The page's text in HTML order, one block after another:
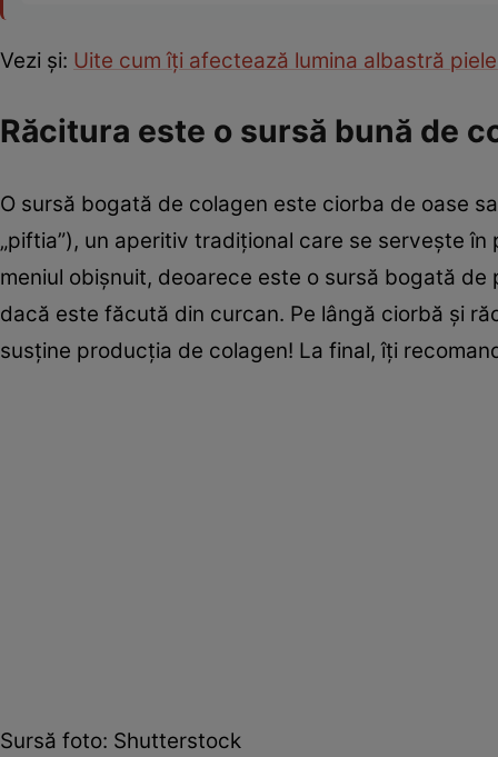
Vezi și: Uite cum îți afectează lumina albastră
Răcitura este o sursă bună de
O sursă bogată de colagen este ciorba de oase
„piftia”), un aperitiv tradițional care se servește
meniul obișnuit, deoarece este o sursă bogată
dacă este făcută din curcan. Pe lângă ciorbă și
susține producția de colagen! La final, îți
Sursă foto: Shutterstock